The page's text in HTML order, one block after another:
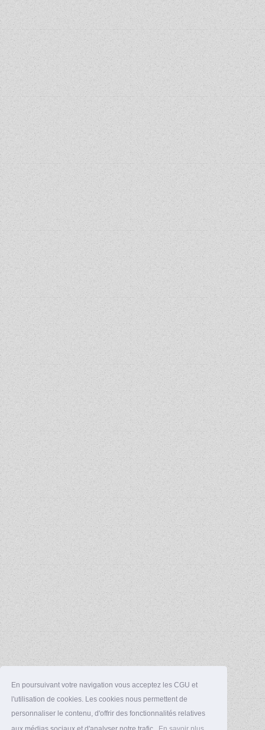
En poursuivant votre navigation vous acceptez les CGU et
l'utilisation de cookies. Les cookies nous permettent de
personnaliser le contenu, d'offrir des fonctionnalités relatives